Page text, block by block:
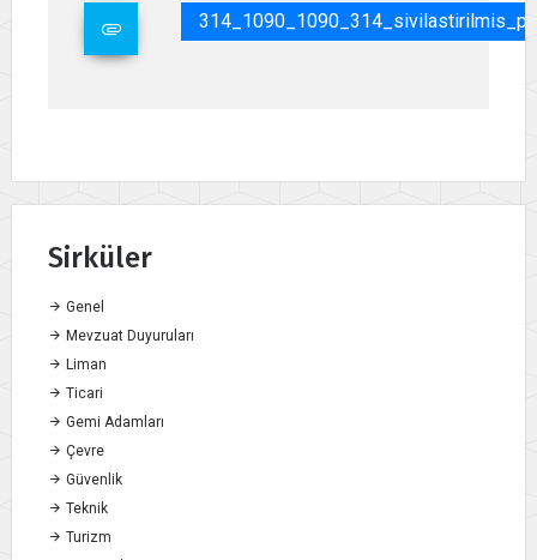
Sirküler
Genel
Mevzuat Duyuruları
Liman
Ticari
Gemi Adamları
Çevre
Güvenlik
Teknik
Turizm